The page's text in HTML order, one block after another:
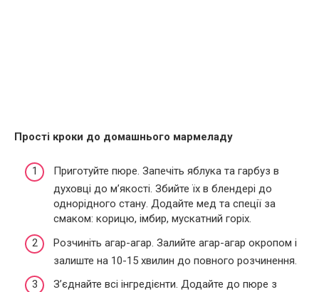
Прості кроки до домашнього мармеладу
Приготуйте пюре. Запечіть яблука та гарбуз в
духовці до м’якості. Збийте їх в блендері до
однорідного стану. Додайте мед та спеції за
смаком: корицю, імбир, мускатний горіх.
Розчиніть агар-агар. Залийте агар-агар окропом і
залиште на 10-15 хвилин до повного розчинення.
З’єднайте всі інгредієнти. Додайте до пюре з